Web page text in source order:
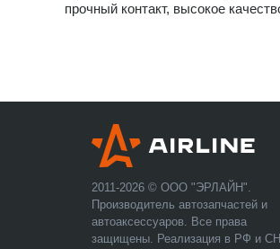
прочный контакт, высокое
2011-2026 © ООО "ЭРЛАЙН".
Производитель автозапчастей и
автоаксессуаров. Все права
защищены. Реализация в РФ и